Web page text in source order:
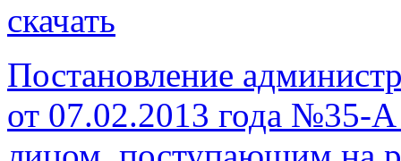
скачать
Постановление
от 07.02.2013 года №35-